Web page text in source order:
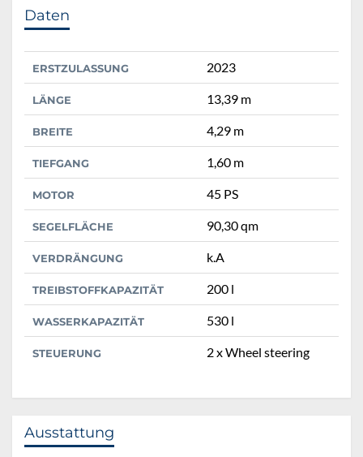
Daten
ERSTZULASSUNG 2023
LÄNGE 13,39 m
BREITE 4,29 m
TIEFGANG 1,60 m
MOTOR 45 PS
SEGELFLÄCHE 90,30 qm
VERDRÄNGUNG k.A
TREIBSTOFFKAPAZITÄT 200 l
WASSERKAPAZITÄT 530 l
STEUERUNG 2 x Wheel steering
Ausstattung